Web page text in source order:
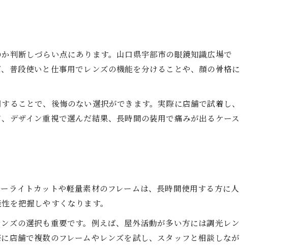
する
選び
び方
解説
イント
は
び術
ザイン
活用法
較する
判断しづらい点にあります。山口県宇部市の眼鏡知識広場で
普段使いと仕事用でレンズの機能を分けることや、顔の骨格に
ことで、後悔のない選択ができます。実際に店舗で試着し、
デザイン重視で選んだ結果、長時間の装用で痛みが出るケース
ライトカットや軽量素材のフレームは、長時間使用する方に人
を把握しやすくなります。
ズの選択も重要です。例えば、屋外活動が多い方には調光レン
店舗で複数のフレームやレンズを試し、スタッフと相談しなが